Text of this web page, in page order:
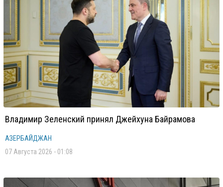
Владимир Зеленский принял Джейхуна Байрамова
АЗЕРБАЙДЖАН
07 Августа 2026 - 01:08